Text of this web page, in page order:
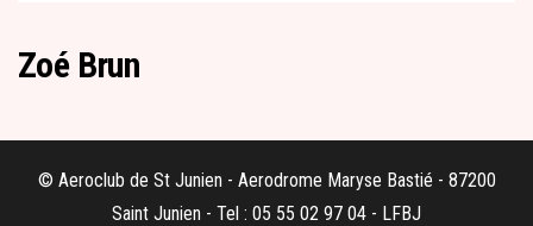
Zoé Brun
© Aeroclub de St Junien - Aerodrome Maryse Bastié - 87200
Saint Junien - Tel : 05 55 02 97 04 - LFBJ